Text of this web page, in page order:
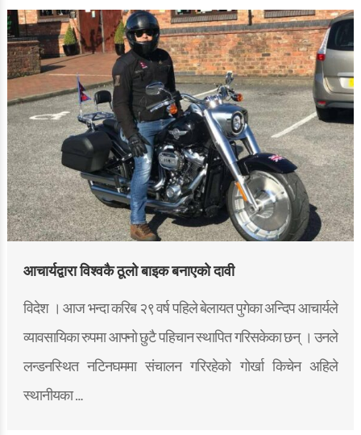
आचार्यद्वारा विश्वकै ठूलो बाइक बनाएको दावी
विदेश । आज भन्दा करिब २९ वर्ष पहिले बेलायत पुगेका अन्दिप आचार्यले
व्यावसायिका रुपमा आफ्नो छुटै पहिचान स्थापित गरिसकेका छन् । उनले
लन्डनस्थित नटिनघममा संचालन गरिरहेको गोर्खा किचेन अहिले
स्थानीयका …